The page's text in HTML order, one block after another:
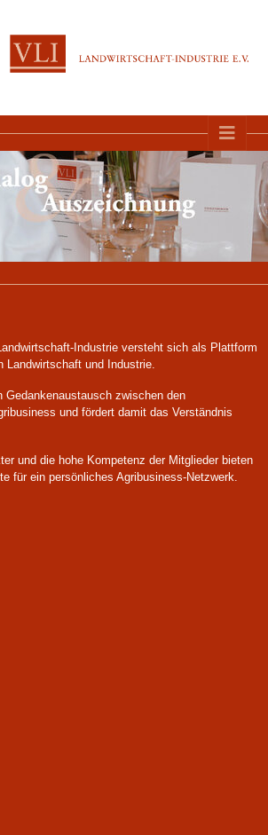
Industrie versteht sich als Plattform
Landwirtschaft und Industrie.
Gedankenaustausch zwischen den
und fördert damit das Verständnis
und die hohe Kompetenz der Mitglieder bieten
für ein persönliches Agribusiness-Netzwerk.